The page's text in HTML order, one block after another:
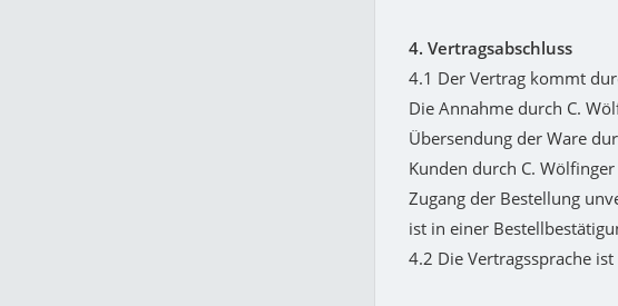
4. Vertragsabschluss
4.1 Der Vertrag kommt
Die Annahme durch C.
Übersendung der Ware
Kunden durch C.
Zugang der Bestellung
ist in einer
4.2 Die Vertragssprache ist